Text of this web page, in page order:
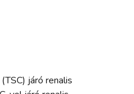
járó renalis